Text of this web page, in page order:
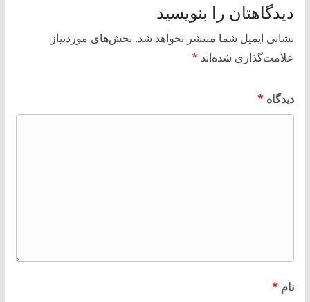
دیدگاهتان را بنویسید
نشانی ایمیل شما منتشر نخواهد شد. بخش‌های موردنیاز
علامت‌گذاری شده‌اند *
دیدگاه *
نام *